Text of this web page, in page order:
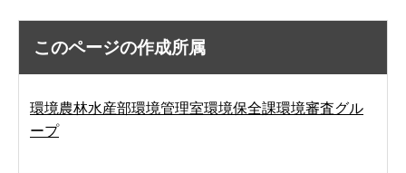
このページの作成所属
環境農林水産部環境管理室環境保全課環境審査グル
ープ